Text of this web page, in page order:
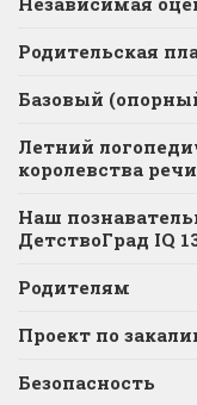
Родительская
Базовый
Летний
королевства
Наш
ДетствоГрад IQ
Родителям
Проект по
Безопасность